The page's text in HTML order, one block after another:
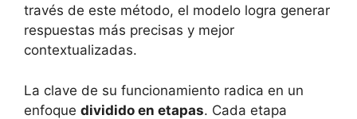
través de este método, el modelo logra generar
respuestas más precisas y mejor
contextualizadas.
La clave de su funcionamiento radica en un
enfoque dividido en etapas. Cada etapa